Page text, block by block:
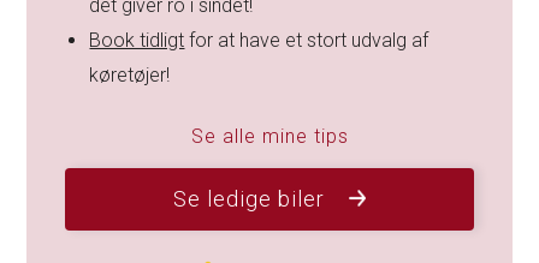
det giver ro i sindet!
Book tidligt for at have et stort udvalg af
køretøjer!
Se alle mine tips
Se ledige biler